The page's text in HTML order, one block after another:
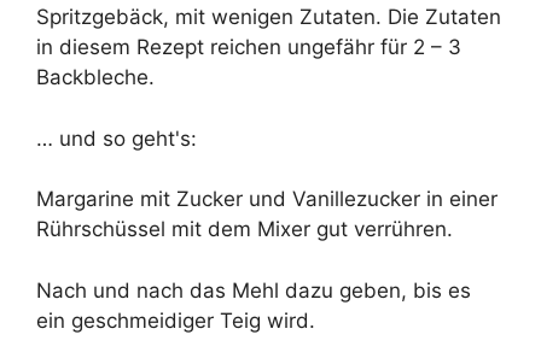
Spritzgebäck, mit wenigen Zutaten. Die Zutaten
in diesem Rezept reichen ungefähr für 2 – 3
Backbleche.
… und so geht's:
Margarine mit Zucker und Vanillezucker in einer
Rührschüssel mit dem Mixer gut verrühren.
Nach und nach das Mehl dazu geben, bis es
ein geschmeidiger Teig wird.